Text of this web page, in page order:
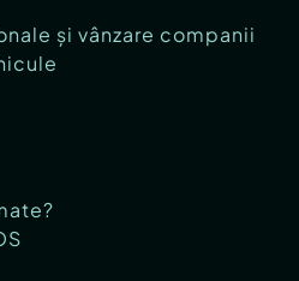
și vânzare companii